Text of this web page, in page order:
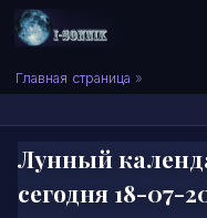
Skip to content
Сонник I-
Главная страница »
Лунный
сегодня 18-07-